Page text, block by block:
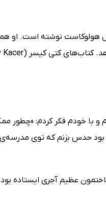
هولوکاست نوشته است. او
و با خودم فکر کردم: «چطور
حدس بزنم که توی مدرسه‌­ی
عظیم آجری ایستاده بود